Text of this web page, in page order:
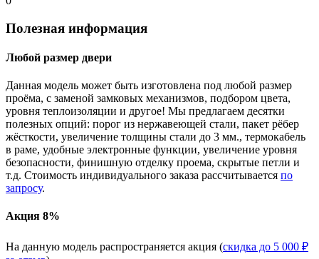
Полезная информация
Любой размер двери
Данная модель может быть изготовлена под любой размер
проёма, с заменой замковых механизмов, подбором цвета,
уровня теплоизоляции и другое! Мы предлагаем десятки
полезных опций: порог из нержавеющей стали, пакет рёбер
жёсткости, увеличение толщины стали до 3 мм., термокабель
в раме, удобные электронные функции, увеличение уровня
безопасности, финишную отделку проема, скрытые петли и
т.д. Стоимость индивидуального заказа рассчитывается по
запросу.
Акция 8%
На данную модель распространяется акция (скидка до 5 000 ₽